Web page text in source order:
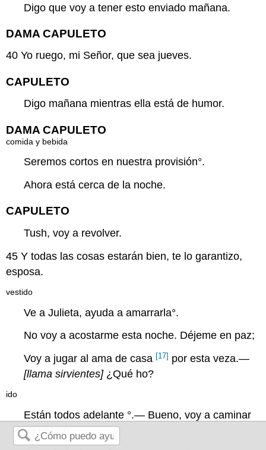
Digo que voy a tener esto enviado mañana.
DAMA CAPULETO
40 Yo ruego, mi Señor, que sea jueves.
CAPULETO
Digo mañana mientras ella está de humor.
DAMA CAPULETO
comida y bebida
Seremos cortos en nuestra provisión°.
Ahora está cerca de la noche.
CAPULETO
Tush, voy a revolver.
45 Y todas las cosas estarán bien, te lo garantizo,
esposa.
vestido
Ve a Julieta, ayuda aamarrarla°.
No voy a acostarme esta noche. Déjeme en paz;
Voy a jugar al ama de casa [17] por esta veza.—
[llama sirvientes]¿Qué ho?
ido
Están todosadelante °.— Bueno, voy a caminar
yo mismo